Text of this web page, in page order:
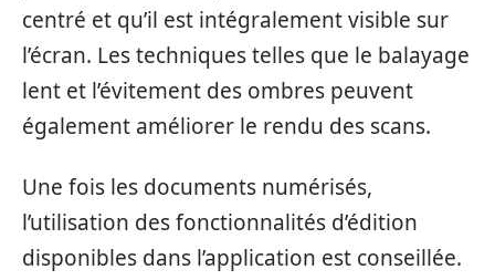
centré et qu’il est intégralement visible sur
l’écran. Les techniques telles que le balayage
lent et l’évitement des ombres peuvent
également améliorer le rendu des scans.
Une fois les documents numérisés,
l’utilisation des fonctionnalités d’édition
disponibles dans l’application est conseillée.